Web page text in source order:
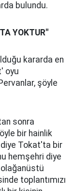
bulundu.
YOKTUR"
kararda en
oyu
şöyle
sonra
bir hainlik
diye Tokat'ta bir
hemşehri diye
toplantımızı